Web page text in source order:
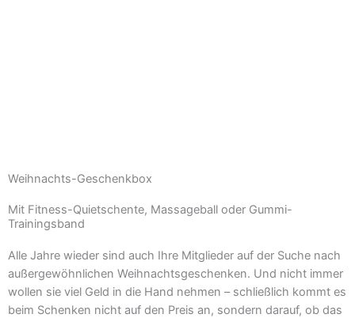
Weihnachts-Geschenkbox
Mit Fitness-Quietschente, Massageball oder Gummi-
Trainingsband
Alle Jahre wieder sind auch Ihre Mitglieder auf der Suche nach
außergewöhnlichen Weihnachtsgeschenken. Und nicht immer
wollen sie viel Geld in die Hand nehmen – schließlich kommt es
beim Schenken nicht auf den Preis an, sondern darauf, ob das